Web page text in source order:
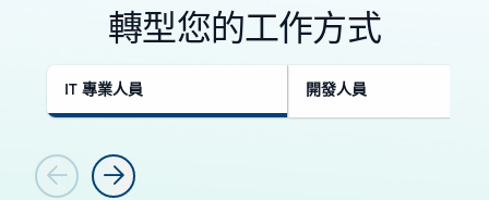
轉型您的工作方式
IT 專業人員 開發人員
上一個 下一個